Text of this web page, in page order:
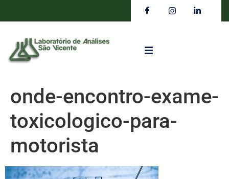
onde-encontro-exame-
toxicologico-para-
motorista